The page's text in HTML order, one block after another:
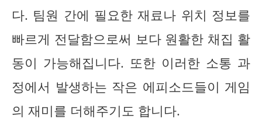
다. 팀원 간에 필요한 재료나 위치 정보를
빠르게 전달함으로써 보다 원활한 채집 활
동이 가능해집니다. 또한 이러한 소통 과
정에서 발생하는 작은 에피소드들이 게임
의 재미를 더해주기도 합니다.